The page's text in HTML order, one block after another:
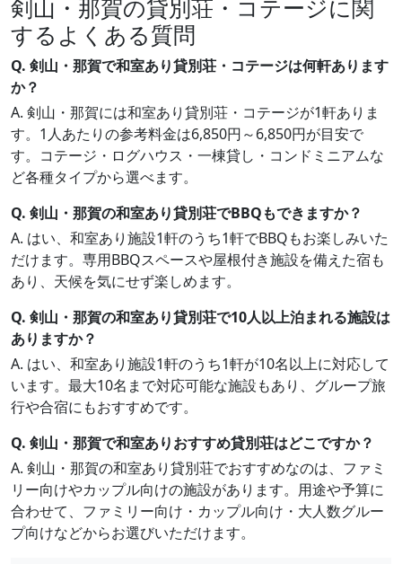
剣山・那賀の貸別荘・コテージに関
するよくある質問
Q. 剣山・那賀で和室あり貸別荘・コテージは何軒あります
か？
A. 剣山・那賀には和室あり貸別荘・コテージが1軒ありま
す。1人あたりの参考料金は6,850円～6,850円が目安で
す。コテージ・ログハウス・一棟貸し・コンドミニアムな
ど各種タイプから選べます。
Q. 剣山・那賀の和室あり貸別荘でBBQもできますか？
A. はい、和室あり施設1軒のうち1軒でBBQもお楽しみいた
だけます。専用BBQスペースや屋根付き施設を備えた宿も
あり、天候を気にせず楽しめます。
Q. 剣山・那賀の和室あり貸別荘で10人以上泊まれる施設は
ありますか？
A. はい、和室あり施設1軒のうち1軒が10名以上に対応して
います。最大10名まで対応可能な施設もあり、グループ旅
行や合宿にもおすすめです。
Q. 剣山・那賀で和室ありおすすめ貸別荘はどこですか？
A. 剣山・那賀の和室あり貸別荘でおすすめなのは、ファミ
リー向けやカップル向けの施設があります。用途や予算に
合わせて、ファミリー向け・カップル向け・大人数グルー
プ向けなどからお選びいただけます。